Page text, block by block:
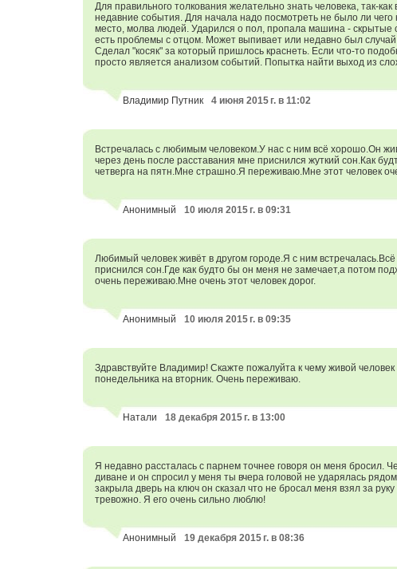
Для правильного толкования желательно знать человека, так-
недавние события. Для начала надо посмотреть не было ли
место, молва людей. Ударился о пол, пропала машина - скрытые
есть проблемы с отцом. Может выпивает или недавно был
Сделал "косяк" за который пришлось краснеть. Если что-то
просто является анализом событий. Попытка найти выход из
Владимир Путник 4 июня 2015 г. в 11:02
Встречалась с любимым человеком.У нас с ним всё хорошо.Он
через день после расставания мне приснился жуткий сон.Как
четверга на пятн.Мне страшно.Я переживаю.Мне этот человек
Анонимный 10 июля 2015 г. в 09:31
Любимый человек живёт в другом городе.Я с ним
приснился сон.Где как будто бы он меня не замечает,а потом
очень переживаю.Мне очень этот человек дорог.
Анонимный 10 июля 2015 г. в 09:35
Здравствуйте Владимир! Скажте пожалуйта к чему живой
понедельника на вторник. Очень переживаю.
Натали 18 декабря 2015 г. в 13:00
Я недавно рассталась с парнем точнее говоря он меня бросил.
диване и он спросил у меня ты вчера головой не ударялась
закрыла дверь на ключ он сказал что не бросал меня взял за
тревожно. Я его очень сильно люблю!
Анонимный 19 декабря 2015 г. в 08:36